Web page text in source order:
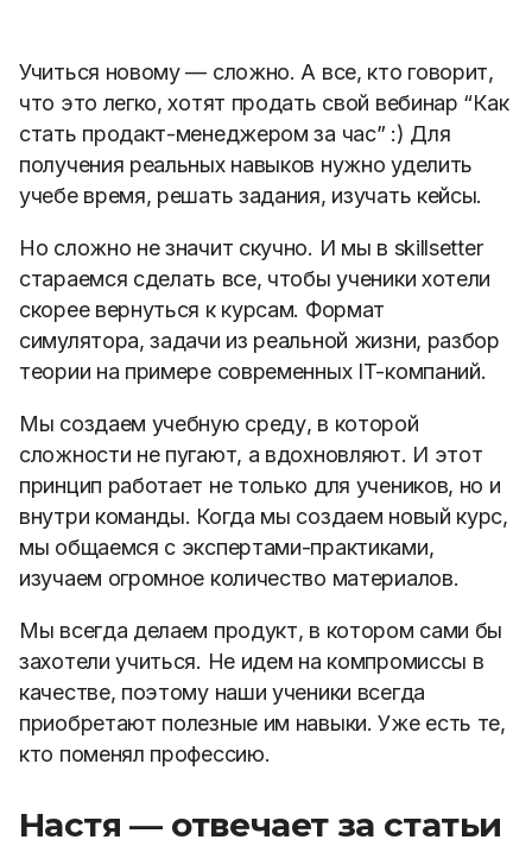
Учиться новому — сложно. А все, кто говорит,
что это легко, хотят продать свой вебинар “Как
стать продакт-менеджером за час” :) Для
получения реальных навыков нужно уделить
учебе время, решать задания, изучать кейсы.
Но сложно не значит скучно. И мы в skillsetter
стараемся сделать все, чтобы ученики хотели
скорее вернуться к курсам. Формат
симулятора, задачи из реальной жизни, разбор
теории на примере современных IT-компаний.
Мы создаем учебную среду, в которой
сложности не пугают, а вдохновляют. И этот
принцип работает не только для учеников, но и
внутри команды. Когда мы создаем новый курс,
мы общаемся с экспертами-практиками,
изучаем огромное количество материалов.
Мы всегда делаем продукт, в котором сами бы
захотели учиться. Не идем на компромиссы в
качестве, поэтому наши ученики всегда
приобретают полезные им навыки. Уже есть те,
кто поменял профессию.
Настя — отвечает за статьи